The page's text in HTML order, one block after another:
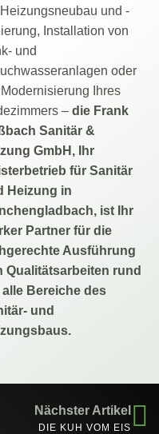
und -
Installation von
und
oder
Ihres
– die Frank
Sanitär &
GmbH, Ihr
für Sanitär
Heizung in
ist Ihr
Partner für die
Ausführung
Qualitätsarbeiten rund
alle Bereiche des
und
Nächster Artikel
DIE KUH VOM EIS